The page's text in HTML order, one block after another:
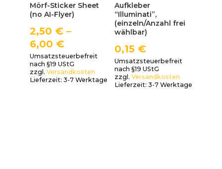
Mörf-Sticker Sheet
(no AI-Flyer)
2,50 € –
6,00 €
Umsatzsteuerbefreit
nach §19 UStG
zzgl. Versandkosten
Lieferzeit: 3-7 Werktage
Aufkleber
“Illuminati”,
(einzeln/Anzahl frei
wählbar)
0,15 €
Umsatzsteuerbefreit
nach §19 UStG
zzgl. Versandkosten
Lieferzeit: 3-7 Werktage